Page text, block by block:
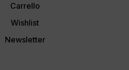
Carrello
Wishlist
Newsletter